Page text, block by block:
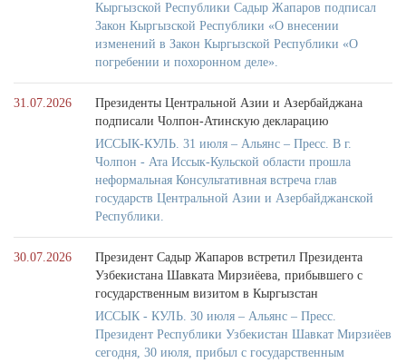
Кыргызской Республики Садыр Жапаров подписал
Закон Кыргызской Республики «О внесении
изменений в Закон Кыргызской Республики «О
погребении и похоронном деле».
31.07.2026
Президенты Центральной Азии и Азербайджана
подписали Чолпон-Атинскую декларацию
ИССЫК-КУЛЬ. 31 июля – Альянс – Пресс. В г.
Чолпон - Ата Иссык-Кульской области прошла
неформальная Консультативная встреча глав
государств Центральной Азии и Азербайджанской
Республики.
30.07.2026
Президент Садыр Жапаров встретил Президента
Узбекистана Шавката Мирзиёева, прибывшего с
государственным визитом в Кыргызстан
ИССЫК - КУЛЬ. 30 июля – Альянс – Пресс.
Президент Республики Узбекистан Шавкат Мирзиёев
сегодня, 30 июля, прибыл с государственным